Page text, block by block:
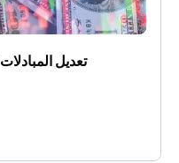
تعديل المبادلات 27 يوليو 2026 - 31 يوليو 2026